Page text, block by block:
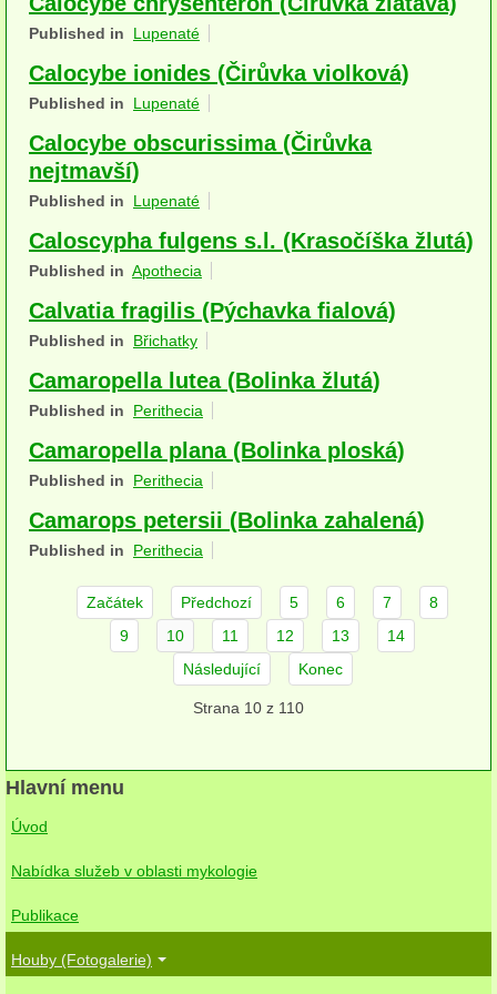
Houby (Fotogalerie)
podle typu plodnic
Apothecia
na dřevě
mykorhizni
terestrické saprotrofní
šišky, plody, květy
koprofilní
muscikolni
herbikolní-dvouděložné
herbikolní-kapraďorosty
Kornacovité
hnědá hniloba
jednoleté
Published in Lupenaté
Calocybe ionides (Čirůvka violková)
Published in Lupenaté
Calocybe obscurissima (Čirůvka
nejtmavší)
Published in Lupenaté
Caloscypha fulgens s.l. (Krasočíška žlutá)
Published in Apothecia
Calvatia fragilis (Pýchavka fialová)
Published in Břichatky
Camaropella lutea (Bolinka žlutá)
Published in Perithecia
Camaropella plana (Bolinka ploská)
Published in Perithecia
Camarops petersii (Bolinka zahalená)
Published in Perithecia
Začátek Předchozí 5 6 7
8
9
10 11 12 13
14
Následující
Konec
Strana 10 z 110
Hlavní menu
Úvod
Nabídka služeb v oblasti mykologie
Publikace
Houby (Fotogalerie)